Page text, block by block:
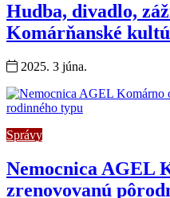
Hudba, divadlo,
Komárňanské
2025. 3 júna.
Správy
Nemocnica AGEL
zrenovovanú